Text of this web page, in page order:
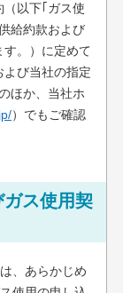
以下｢ガス使
給約款および
す。）に定めて
び当社の指定
ほか、当社ホ
）でもご確認
ガス使用契
、あらかじめ